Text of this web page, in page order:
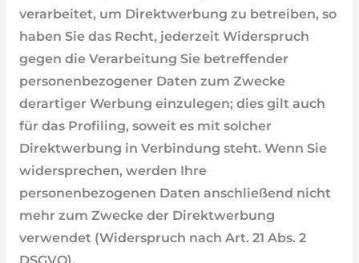
verarbeitet, um Direktwerbung zu betreiben, so
haben Sie das Recht, jederzeit Widerspruch
gegen die Verarbeitung Sie betreffender
personenbezogener Daten zum Zwecke
derartiger Werbung einzulegen; dies gilt auch
für das Profiling, soweit es mit solcher
Direktwerbung in Verbindung steht. Wenn Sie
widersprechen, werden Ihre
personenbezogenen Daten anschließend nicht
mehr zum Zwecke der Direktwerbung
verwendet (Widerspruch nach Art. 21 Abs. 2
DSGVO).